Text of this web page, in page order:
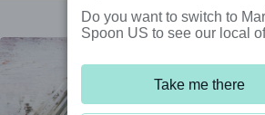
Do you want to switch to
Spoon US to see our local
Take me there